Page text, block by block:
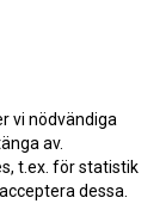
vi nödvändiga
av.
t.ex. för statistik
dessa.